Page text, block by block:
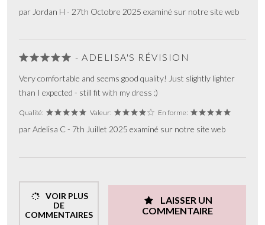
par Jordan H - 27th Octobre 2025 examiné sur notre site web
- ADELISA'S RÉVISION
Very comfortable and seems good quality! Just slightly lighter
than I expected - still fit with my dress :)
Qualité: Valeur: En forme:
par Adelisa C - 7th Juillet 2025 examiné sur notre site web
VOIR PLUS
DE
COMMENTAIRES
LAISSER UN
COMMENTAIRE